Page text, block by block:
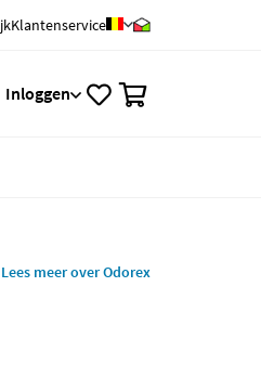
Klantenservice
Inloggen
Lees meer over Odorex